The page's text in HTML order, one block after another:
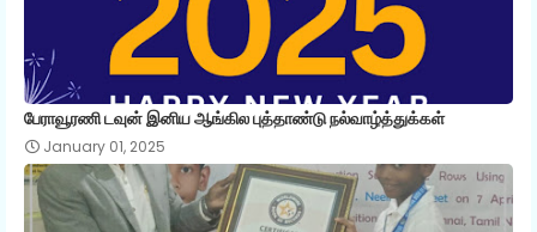
பேராவூரணி டவுன் இனிய ஆங்கில புத்தாண்டு நல்வாழ்த்துக்கள்
January 01, 2025